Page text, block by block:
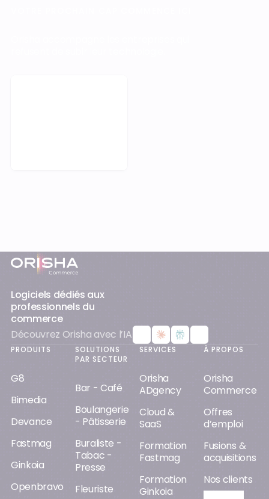
Pied-de-page
Logiciels dédiés aux
professionnels du
commerce
Découvrez Orisha avec l’IA
PRODUITS
G8
Bimedia
Devance
Fastmag
Ginkoia
Openbravo
SOLUTIONS
PAR SECTEUR
Bar - Café
Boulangerie
- Pâtisserie
Buraliste -
Tabac -
Presse
Fleuriste
SERVICES
Orisha
ADgency
Cloud &
SaaS
Formation
Fastmag
Formation
Ginkoia
À PROPOS
Orisha
Commerce
Offres
d’emploi
Fusions &
acquisitions
Nos clients